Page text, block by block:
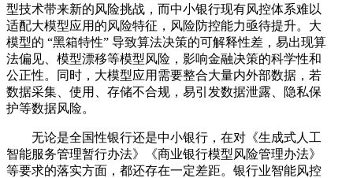
型技术带来新的风险挑战，而中小银行现有风控体系难以
适配大模型应用的风险特征，风险防控能力亟待提升。大
模型的 “黑箱特性” 导致算法决策的可解释性差，易出现算
法偏见、模型漂移等模型风险，影响金融决策的科学性和
公正性。同时，大模型应用需要整合大量内外部数据，若
数据采集、使用、存储不合规，易引发数据泄露、隐私保
护等数据风险。
无论是全国性银行还是中小银行，在对《生成式人工
智能服务管理暂行办法》《商业银行模型风险管理办法》
等要求的落实方面，都还存在一定差距。银行业智能风控